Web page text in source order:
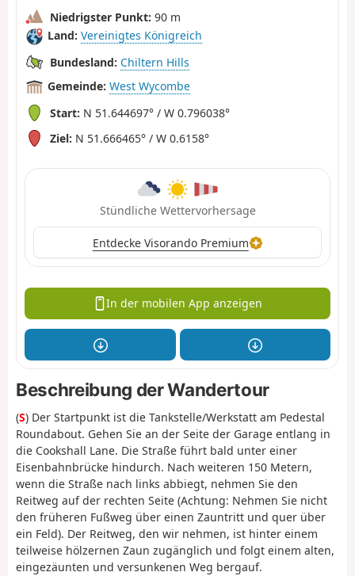
Niedrigster Punkt: 90 m
Land: Vereinigtes Königreich
Bundesland: Chiltern Hills
Gemeinde: West Wycombe
Start: N 51.644697° / W 0.796038°
Ziel: N 51.666465° / W 0.6158°
Stündliche Wettervorhersage
Entdecke Visorando Premium
In der mobilen App anzeigen
Beschreibung der Wandertour
(S) Der Startpunkt ist die Tankstelle/Werkstatt am Pedestal
Roundabout. Gehen Sie an der Seite der Garage entlang in
die Cookshall Lane. Die Straße führt bald unter einer
Eisenbahnbrücke hindurch. Nach weiteren 150 Metern,
wenn die Straße nach links abbiegt, nehmen Sie den
Reitweg auf der rechten Seite (Achtung: Nehmen Sie nicht
den früheren Fußweg über einen Zauntritt und quer über
ein Feld). Der Reitweg, den wir nehmen, ist hinter einem
teilweise hölzernen Zaun zugänglich und folgt einem alten,
eingezäunten und versunkenen Weg bergauf.